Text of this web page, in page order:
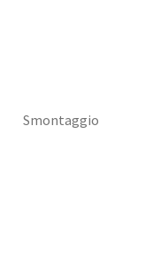
Smontaggio